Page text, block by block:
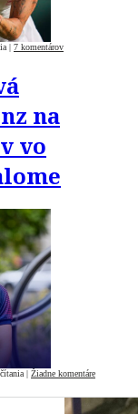
| 7 komentárov
na
vo
| Žiadne komentáre